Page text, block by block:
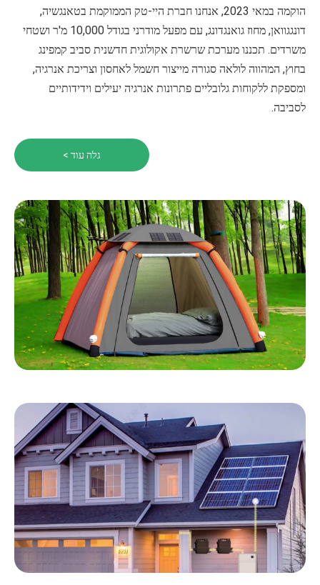
הוקמה במאי 2023, אנחנו חברת היי-טק הממוקמת בטאנגשיה,
דונגגוואן, מחוז גואנגדונג, עם מפעל מודרני בגודל 10,000 מ'ר ושטחי
משרדים. תכננו מערכת שרשרת אקולוגית חדשנית סביב קמפינג
בחוץ, המהווה לולאה סגורה מייצור חשמל לאחסון וצריכת אנרגיה,
ומספקת ללקוחות גלובליים פתרונות אנרגיה יעילים וידידותיים
לסביבה.
גלה עוד >